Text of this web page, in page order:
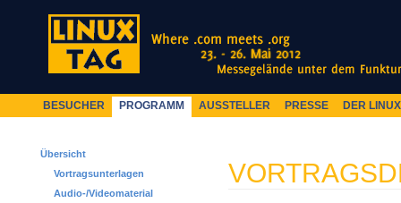
BESUCHER PROGRAMM AUSSTELLER PRESSE DER
Übersicht
Vortragsunterlagen
Audio-/Videomaterial